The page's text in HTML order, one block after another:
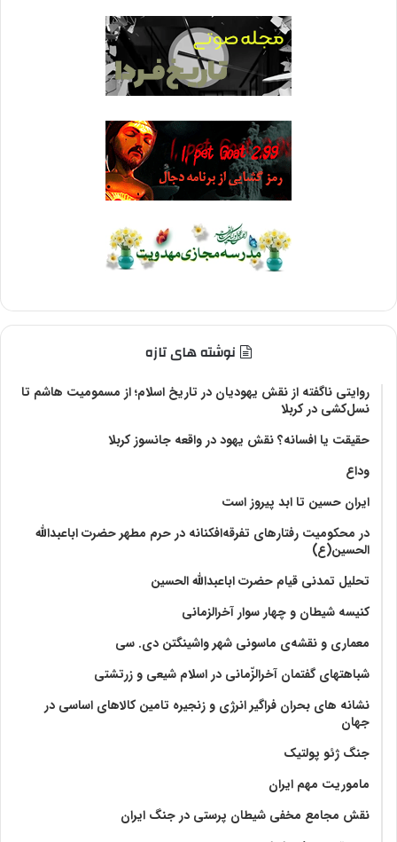
نوشته های تازه
روایتی ناگفته از نقش یهودیان در تاریخ اسلام؛ از مسمومیت هاشم تا
نسل‌کشی در کربلا
حقیقت یا افسانه؟‌ نقش یهود در واقعه جانسوز کربلا
وداع
ایران حسین تا ابد پیروز است
در محکومیت رفتارهای تفرقه‌افکنانه در حرم مطهر حضرت اباعبدالله
الحسین(ع)
تحلیل تمدنی قیام حضرت اباعبدالله الحسین
کنیسه شیطان و چهار سوار آخرالزمانی
معماری و نقشه‌ی ماسونی شهر واشينگتن دی. سی
شباهتهای گفتمان آخر‌الزّمانی در اسلام شیعی و زرتشتی
نشانه های بحران فراگیر انرژی و زنجیره تامین کالاهای اساسی در
جهان
جنگ ژئو پولتیک
ماموریت مهم ایران
نقش مجامع مخفی شیطان پرستی در جنگ ایران